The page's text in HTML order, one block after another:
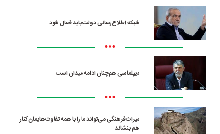
شبکه اطلاع‌رسانی دولت باید فعال شود
•••
دیپلماسی هم‌چنان ادامه میدان است
•••
میراث‌فرهنگی می‌تواند ما را با همه تفاوت‌هایمان کنار
هم بنشاند